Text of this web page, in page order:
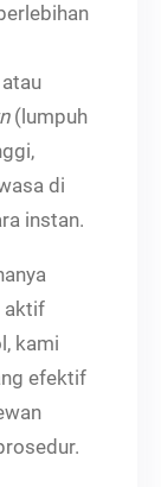
(lumpuh
di
instan.
aktif
kami
efektif